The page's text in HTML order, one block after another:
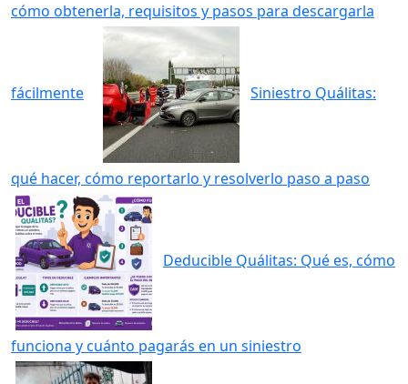
cómo obtenerla, requisitos y pasos para descargarla
fácilmente Siniestro Quálitas:
qué hacer, cómo reportarlo y resolverlo paso a paso
Deducible Quálitas: Qué es, cómo
funciona y cuánto pagarás en un siniestro